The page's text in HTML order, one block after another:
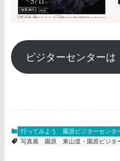
ビジターセンターは
行ってみよう 園原ビジターセンタ
写真展
園原 東山道・園原ビジタ